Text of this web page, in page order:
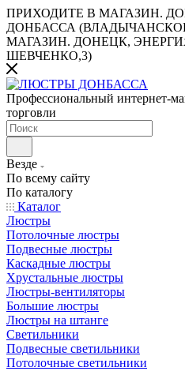
ПРИХОДИТЕ В МАГАЗИН.
ДОНБАССА
МАГАЗИН. ДОНЕЦК,
ШЕВЧЕНКО,3)
Профессиональный интернет-
торговли
Везде
По всему сайту
По каталогу
Каталог
Люстры
Потолочные люстры
Подвесные люстры
Каскадные люстры
Хрустальные люстры
Люстры-вентиляторы
Большие люстры
Люстры на штанге
Светильники
Подвесные светильники
Потолочные светильники